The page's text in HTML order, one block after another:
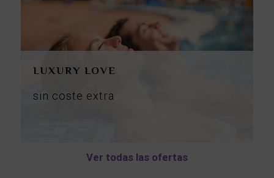
LUXURY LOVE
sin coste extra
Ver todas las ofertas